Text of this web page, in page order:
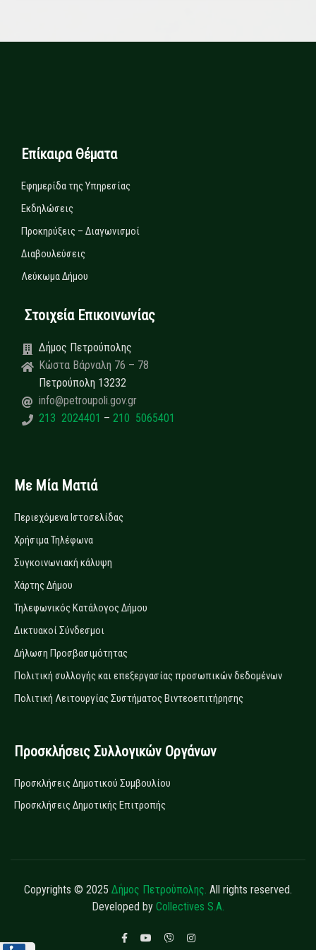
Επίκαιρα Θέματα
Εφημερίδα της Υπηρεσίας
Εκδηλώσεις
Προκηρύξεις – Διαγωνισμοί
Διαβουλεύσεις
Λεύκωμα Δήμου
Στοιχεία Επικοινωνίας
Δήμος Πετρούπολης
Κώστα Βάρναλη 76 – 78
Πετρούπολη 13232
info@petroupoli.gov.gr
213 2024401 – 210 5065401
Με Μία Ματιά
Περιεχόμενα Ιστοσελίδας
Χρήσιμα Τηλέφωνα
Συγκοινωνιακή κάλυψη
Χάρτης Δήμου
Τηλεφωνικός Κατάλογος Δήμου
Δικτυακοί Σύνδεσμοι
Δήλωση Προσβασιμότητας
Πολιτική συλλογής και επεξεργασίας προσωπικών δεδομένων
Πολιτική Λειτουργίας Συστήματος Βιντεοεπιτήρησης
Προσκλήσεις Συλλογικών Οργάνων
Προσκλήσεις Δημοτικού Συμβουλίου
Προσκλήσεις Δημοτικής Επιτροπής
Copyrights © 2025 Δήμος Πετρούπολης. All rights reserved.
Developed by Collectives S.A.